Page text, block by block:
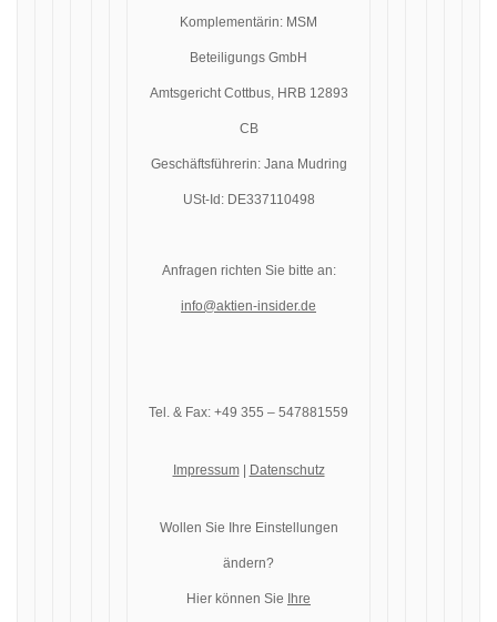
Komplementärin: MSM
Beteiligungs GmbH
Amtsgericht Cottbus, HRB 12893
CB
Geschäftsführerin: Jana Mudring
USt-Id: DE337110498
Anfragen richten Sie bitte an:
info@aktien-insider.de
Tel. & Fax: +49 355 – 547881559
Impressum| Datenschutz
Wollen Sie Ihre Einstellungen
ändern?
Hier können Sie Ihre